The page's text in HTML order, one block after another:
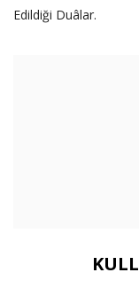
Edildiği Duâlar.